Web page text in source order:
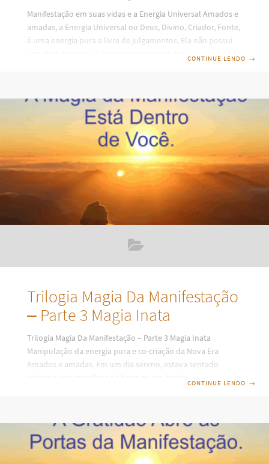
Manifestação em suas vidas e a Energia Universal Amados e
amadas, a Energia Universal ou Deus, Divino, Criador, Fonte,
é uma energia pura e livre de julgamentos, Ela não possui
todos os seres do universo
CONTINUE LENDO →
Trilogia Magia Da Manifestação
– Parte 3 Magia Inata
Trilogia Magia Da Manifestação – Parte 3 Magia Inata
Manipulação da energia pura e co-criação da Nova Era
Amados e amadas. Em um dia sereno, estava sentado
possam ler e ter consciência de algumas verdades! Está na
hora de todos sabermos da verdade e a utilizarmos com
CONTINUE LENDO →